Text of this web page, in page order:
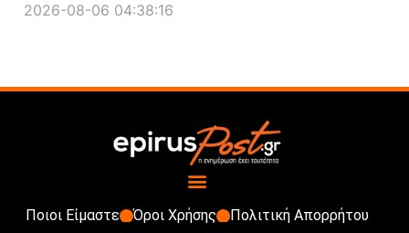
2026-08-06 04:38:16
Ποιοι Είμαστε Όροι Χρήσης Πολιτική Απορρήτου